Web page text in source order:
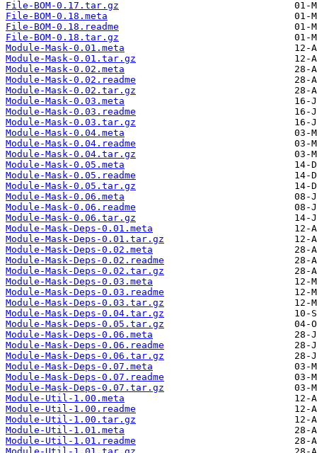
File-BOM-0.17.tar.gz
File-BOM-0.18.meta
File-BOM-0.18.readme
File-BOM-0.18.tar.gz
Module-Mask-0.01.meta
Module-Mask-0.01.tar.gz
Module-Mask-0.02.meta
Module-Mask-0.02.readme
Module-Mask-0.02.tar.gz
Module-Mask-0.03.meta
Module-Mask-0.03.readme
Module-Mask-0.03.tar.gz
Module-Mask-0.04.meta
Module-Mask-0.04.readme
Module-Mask-0.04.tar.gz
Module-Mask-0.05.meta
Module-Mask-0.05.readme
Module-Mask-0.05.tar.gz
Module-Mask-0.06.meta
Module-Mask-0.06.readme
Module-Mask-0.06.tar.gz
Module-Mask-Deps-0.01.meta
Module-Mask-Deps-0.01.tar.gz
Module-Mask-Deps-0.02.meta
Module-Mask-Deps-0.02.readme
Module-Mask-Deps-0.02.tar.gz
Module-Mask-Deps-0.03.meta
Module-Mask-Deps-0.03.readme
Module-Mask-Deps-0.03.tar.gz
Module-Mask-Deps-0.04.tar.gz
Module-Mask-Deps-0.05.tar.gz
Module-Mask-Deps-0.06.meta
Module-Mask-Deps-0.06.readme
Module-Mask-Deps-0.06.tar.gz
Module-Mask-Deps-0.07.meta
Module-Mask-Deps-0.07.readme
Module-Mask-Deps-0.07.tar.gz
Module-Util-1.00.meta
Module-Util-1.00.readme
Module-Util-1.00.tar.gz
Module-Util-1.01.meta
Module-Util-1.01.readme